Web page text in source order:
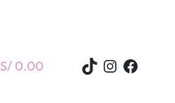
S/ 0.00 TikTok